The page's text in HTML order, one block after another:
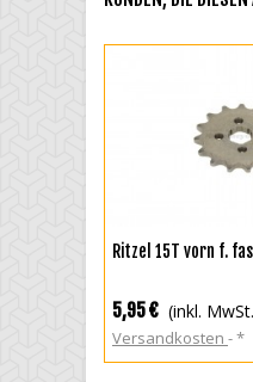
IN DEN
Ritzel 15T vorn f.
5,95 € (inkl.
Versandkosten
*